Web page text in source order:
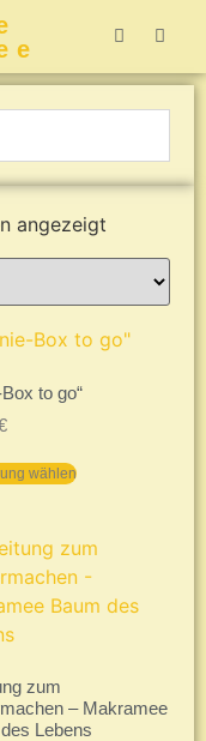
angezeigt
Box to go“
wählen
zum
– Makramee
Lebens